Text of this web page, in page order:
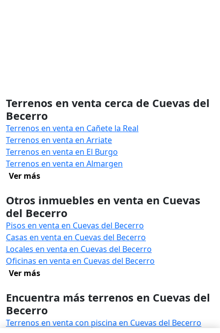
Terrenos en venta cerca de Cuevas del
Becerro
Terrenos en venta en Cañete la Real
Terrenos en venta en Arriate
Terrenos en venta en El Burgo
Terrenos en venta en Almargen
Ver más
Otros inmuebles en venta en Cuevas
del Becerro
Pisos en venta en Cuevas del Becerro
Casas en venta en Cuevas del Becerro
Locales en venta en Cuevas del Becerro
Oficinas en venta en Cuevas del Becerro
Ver más
Encuentra más terrenos en Cuevas del
Becerro
Terrenos en venta con piscina en Cuevas del Becerro